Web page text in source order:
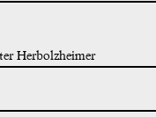
Herbolzheimer